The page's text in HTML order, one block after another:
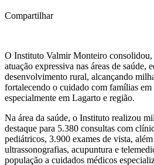
Compartilhar
O Instituto Valmir Monteiro consolidou,
atuação expressiva nas áreas de saúde,
desenvolvimento rural, alcançando
fortalecendo o cuidado com famílias
especialmente em Lagarto e região.
Na área da saúde, o Instituto realizou
destaque para 5.380 consultas com
pediátricos, 3.900 exames de vista,
ultrassonografias, acupuntura e
população a cuidados médicos